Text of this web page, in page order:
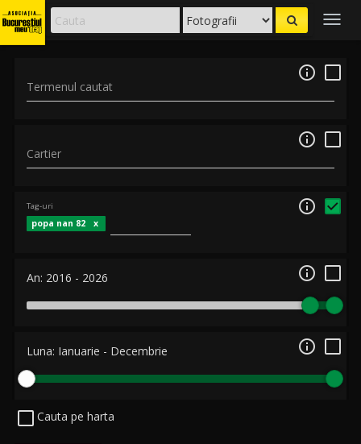
Termenul cautat

Cartier

popa nan 82
Tag-uri 
An: 2016 - 2026 
Luna: Ianuarie - Decembrie 
Cauta pe harta